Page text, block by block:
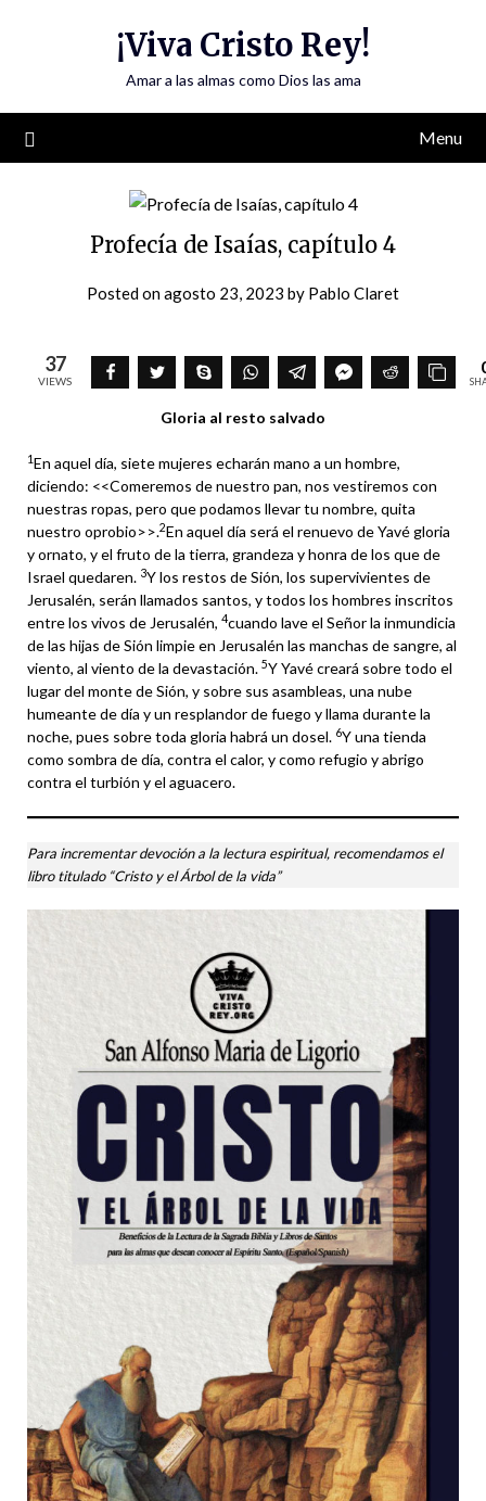
¡Viva Cristo Rey!
Amar a las almas como Dios las ama
Menu
Profecía de Isaías, capítulo 4
Posted onagosto 23, 2023 by Pablo Claret
37
VIEWS
Gloria al resto salvado
1En aquel día, siete mujeres echarán mano a un hombre,
diciendo: <<Comeremos de nuestro pan, nos vestiremos con
nuestras ropas, pero que podamos llevar tu nombre, quita
nuestro oprobio>>.2En aquel día será el renuevo de Yavé gloria
y ornato, y el fruto de la tierra, grandeza y honra de los que de
Israel quedaren. 3Y los restos de Sión, los supervivientes de
Jerusalén, serán llamados santos, y todos los hombres inscritos
entre los vivos de Jerusalén, 4cuando lave el Señor la inmundicia
de las hijas de Sión limpie en Jerusalén las manchas de sangre, al
viento, al viento de la devastación. 5Y Yavé creará sobre todo el
lugar del monte de Sión, y sobre sus asambleas, una nube
humeante de día y un resplandor de fuego y llama durante la
noche, pues sobre toda gloria habrá un dosel. 6Y una tienda
como sombra de día, contra el calor, y como refugio y abrigo
contra el turbión y el aguacero.
Para incrementar devoción a la lectura espiritual, recomendamos el
libro titulado “Cristo y el Árbol de la vida”